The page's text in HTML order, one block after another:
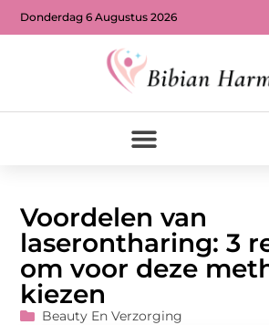
Donderdag 6 Augustus 2026
Voordelen van
laserontharing: 3
om voor deze
kiezen
Beauty En Verzorging